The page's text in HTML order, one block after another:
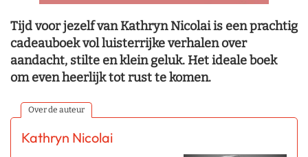
Tijd voor jezelf van Kathryn Nicolai is een prachtig
cadeauboek vol luisterrijke verhalen over
aandacht, stilte en klein geluk. Het ideale boek
om even heerlijk tot rust te komen.
Over de auteur
Kathryn Nicolai